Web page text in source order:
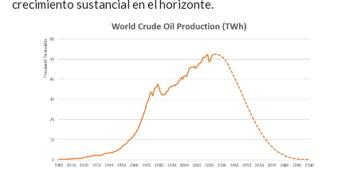
crecimiento sustancial en el horizonte.